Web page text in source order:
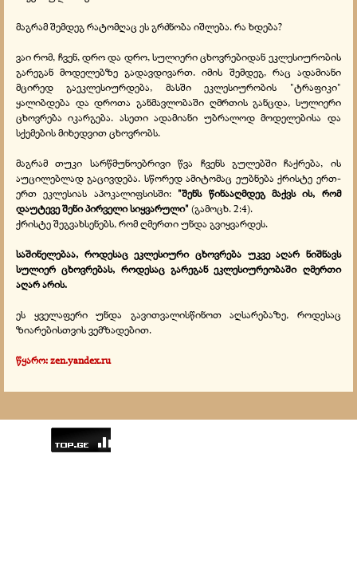
მაგრამ შემდეგ რატომღაც ეს გრძნობა იშლება. რა ხდება?
ვაი რომ, ჩვენ, დრო და დრო, სულიერი ცხოვრებიდან ეკლესიურობის
გარეგან მოდელებზე გადავდივართ. იმის შემდეგ, რაც ადამიანი
მცირედ გაეკლესიურდება, მასში ეკლესიურობის "ტრაფიკი"
ყალიბდება და დროთა განმავლობაში ღმრთის განცდა, სულიერი
ცხოვრება იკარგება. ასეთი ადამიანი უბრალოდ მოდელებისა და
სქემების მიხედვით ცხოვრობს.
მაგრამ თუკი სარწმუნოებრივი წვა ჩვენს გულებში ჩაქრება, ის
აუცილებლად გაცივდება. სწორედ ამიტომაც ეუბნება ქრისტე ერთ-
ერთ ეკლესიას აპოკალიფსისში: "შენს წინააღმდეგ მაქვს ის, რომ
დაუტევე შენი პირველი სიყვარული" (გამოცხ. 2:4).
ქრისტე შეგვახსენებს, რომ ღმერთი უნდა გვიყვარდეს.
საშინელებაა, როდესაც ეკლესიური ცხოვრება უკვე აღარ ნიშნავს
სულიერ ცხოვრებას, როდესაც გარეგან ეკლესიურეობაში ღმერთი
აღარ არის.
ეს ყველაფერი უნდა გავითვალისწინოთ აღსარებაზე, როდესაც
ზიარებისთვის ვემზადებით.
წყარო:zen.yandex.ru